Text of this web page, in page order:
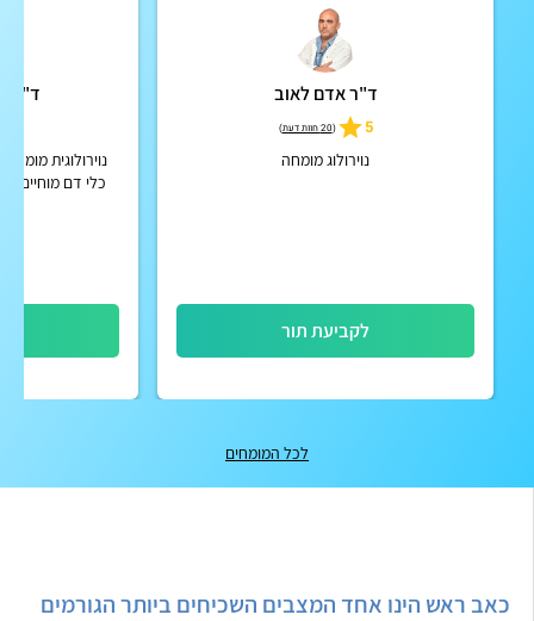
ד"ר אדם לאוב
5
(20 חוות דעת )
נוירולוג מומחה
לקביעת תור
ד"ר
נוירולוגית
כלי דם מוחיים,
לכל המומחים
כאב ראש הינו אחד המצבים השכיחים ביותר הגורמים